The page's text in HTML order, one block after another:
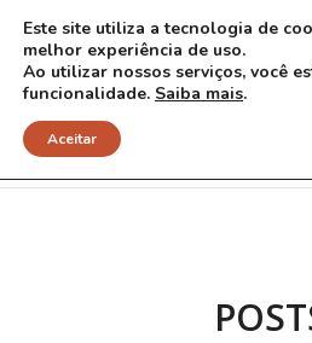
Arquivo para Tag:
Este site utiliza a tecnologia de
melhor experiência de uso.
Ao utilizar nossos serviços, você
funcionalidade. Saiba mais.
Aceitar